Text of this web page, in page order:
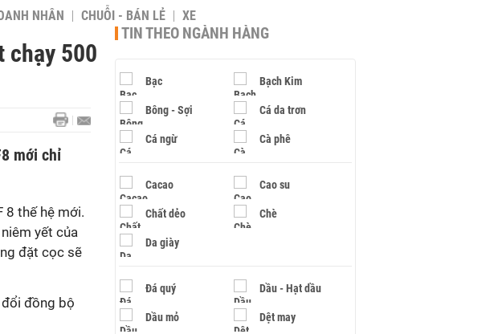
NHÂN CHUỖI - BÁN LẺ XE
chạy 500
mới chỉ
8 thế hệ mới.
yết của
đặt cọc sẽ
đồng bộ
TIN THEO NGÀNH HÀNG
Bạc Bạch Kim
Bông - Sợi Cá da trơn
Cá ngừ Cà phê
Cacao Cao su
Chất dẻo Chè
Da giày
Đá quý Dầu - Hạt dầu
Dầu mỏ Dệt may